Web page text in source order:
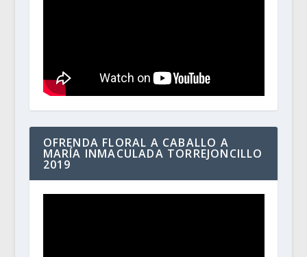
OFRENDA FLORAL A CABALLO A
MARÍA INMACULADA TORREJONCILLO
2019